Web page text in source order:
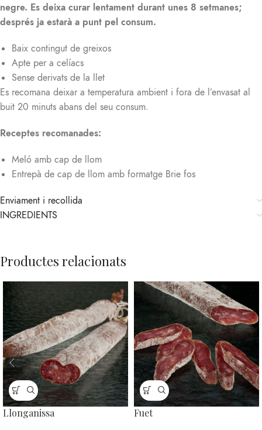
negre. Es deixa curar lentament durant unes 8 setmanes;
després ja estarà a punt pel consum.
Baix contingut de greixos
Apte per a celíacs
Sense derivats de la llet
Es recomana deixar a temperatura ambient i fora de l’envasat al
buit 20 minuts abans del seu consum.
Receptes recomanades:
Meló amb cap de llom
Entrepà de cap de llom amb formatge Brie fos
Enviament i recollida
INGREDIENTS
Productes relacionats
Llonganissa Fuet